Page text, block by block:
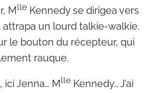
Mlle Kennedy se dirigea vers
un lourd talkie-walkie.
le bouton du récepteur, qui
rauque.
ici Jenna… Mlle Kennedy… J’ai